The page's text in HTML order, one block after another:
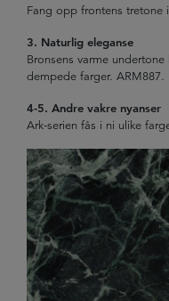
Fang opp frontens tretone
3. Naturlig eleganse
Bronsens varme
dempede farger. ARM887.
4-5. Andre vakre nyanser
Ark-serien fås i ni ulike